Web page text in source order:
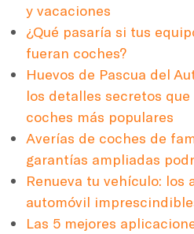
y vacaciones
¿Qué pasaría si tus
fueran coches?
Huevos de Pascua del
los detalles secretos
coches más populares
Averías de coches de
garantías ampliadas
Renueva tu vehículo: los
automóvil
Las 5 mejores